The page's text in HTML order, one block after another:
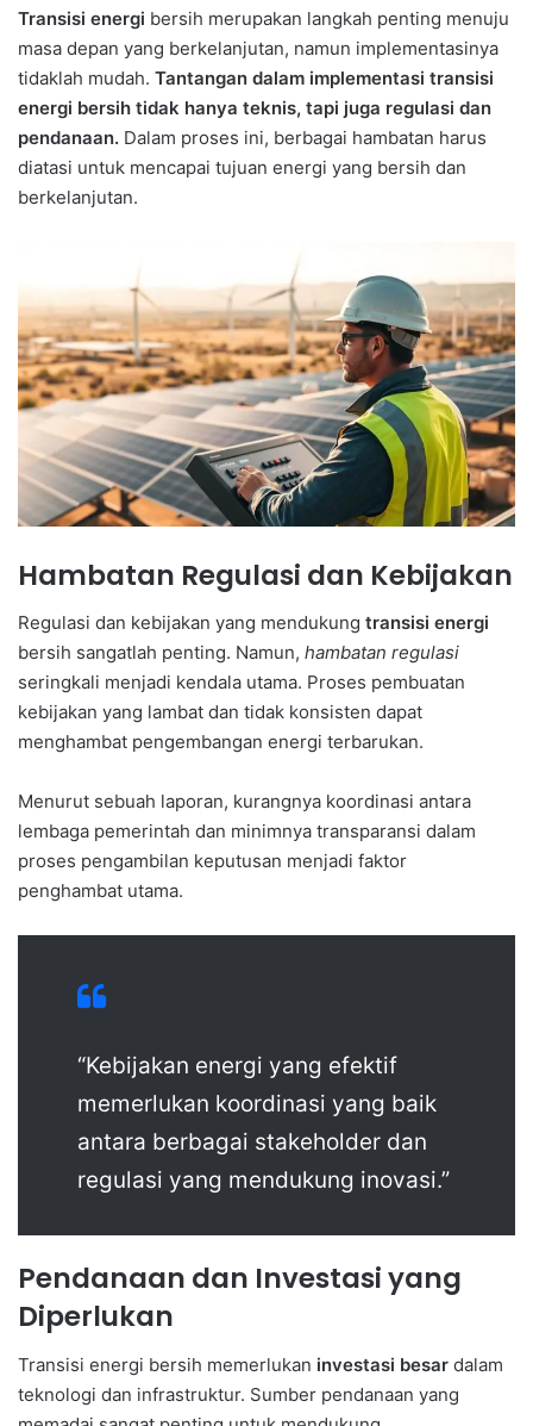
Transisi energi bersih merupakan langkah penting menuju
masa depan yang berkelanjutan, namun implementasinya
tidaklah mudah. Tantangan dalam implementasi transisi
energi bersih tidak hanya teknis, tapi juga regulasi dan
pendanaan. Dalam proses ini, berbagai hambatan harus
diatasi untuk mencapai tujuan energi yang bersih dan
berkelanjutan.
Hambatan Regulasi dan Kebijakan
Regulasi dan kebijakan yang mendukung transisi energi
bersih sangatlah penting. Namun, hambatan regulasi
seringkali menjadi kendala utama. Proses pembuatan
kebijakan yang lambat dan tidak konsisten dapat
menghambat pengembangan energi terbarukan.
Menurut sebuah laporan, kurangnya koordinasi antara
lembaga pemerintah dan minimnya transparansi dalam
proses pengambilan keputusan menjadi faktor
penghambat utama.
“Kebijakan energi yang efektif
memerlukan koordinasi yang baik
antara berbagai stakeholder dan
regulasi yang mendukung inovasi.”
Pendanaan dan Investasi yang
Diperlukan
Transisi energi bersih memerlukan investasi besar dalam
teknologi dan infrastruktur. Sumber pendanaan yang